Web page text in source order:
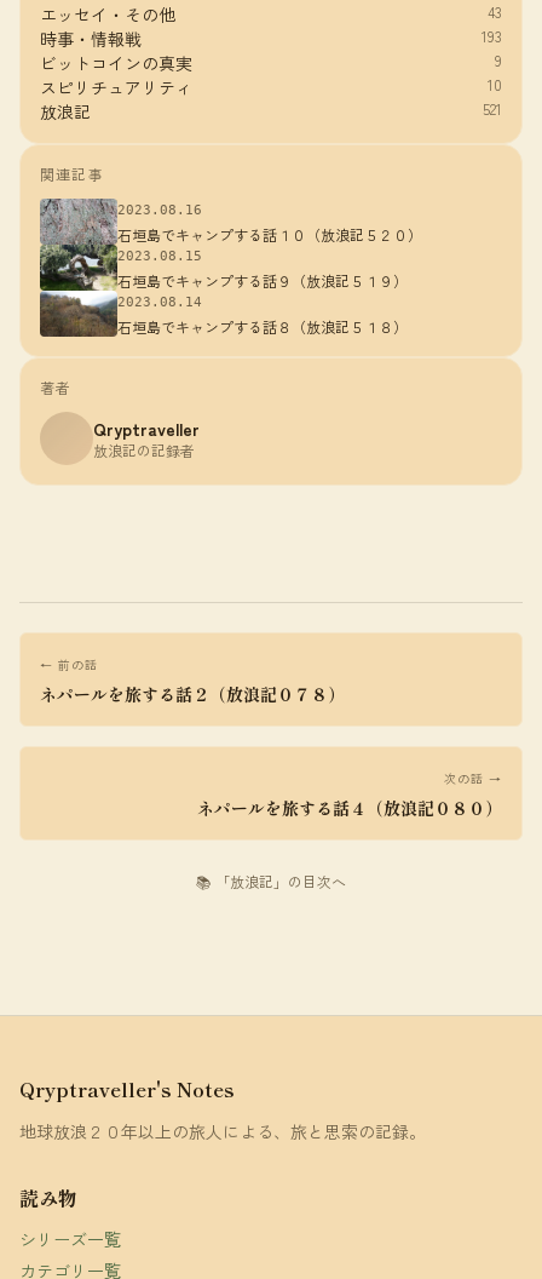
エッセイ・その他 43
時事・情報戦 193
ビットコインの真実 9
スピリチュアリティ 10
放浪記 521
関連記事
2023.08.16
石垣島でキャンプする話１０（放浪記５２０）
2023.08.15
石垣島でキャンプする話９（放浪記５１９）
2023.08.14
石垣島でキャンプする話８（放浪記５１８）
著者
Qryptraveller
放浪記の記録者
← 前の話
ネパールを旅する話２（放浪記０７８）
次の話 →
ネパールを旅する話４（放浪記０８０）
📚 「放浪記」の目次へ
Qryptraveller's Notes
地球放浪２０年以上の旅人による、旅と思索の記録。
読み物
シリーズ一覧
カテゴリ一覧